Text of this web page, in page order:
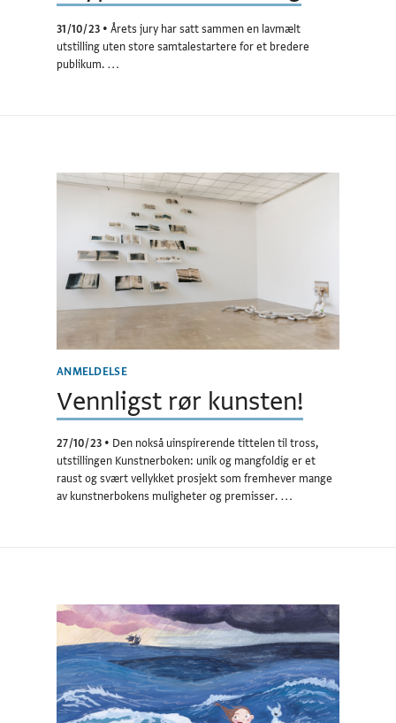
31/10/23 • Årets jury har satt sammen en lavmælt
utstilling uten store samtalestartere for et bredere
publikum. …
ANMELDELSE
Vennligst rør kunsten!
27/10/23 • Den nokså uinspirerende tittelen til tross,
utstillingen Kunstnerboken: unik og mangfoldig er et
raust og svært vellykket prosjekt som fremhever mange
av kunstnerbokens muligheter og premisser. …